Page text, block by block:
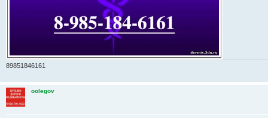
89851846161
oolegov